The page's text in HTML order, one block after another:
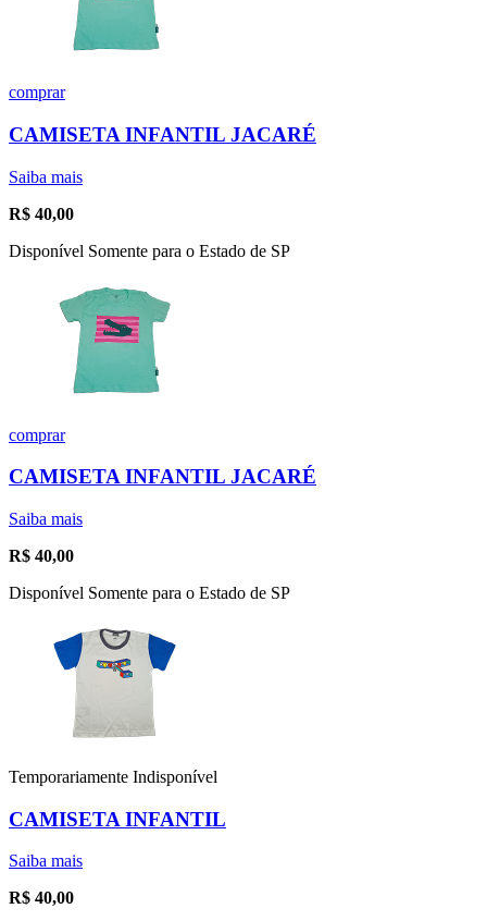
comprar
CAMISETA INFANTIL JACARÉ
Saiba mais
R$ 40,00
Disponível Somente para o Estado de SP
comprar
CAMISETA INFANTIL JACARÉ
Saiba mais
R$ 40,00
Disponível Somente para o Estado de SP
Temporariamente Indisponível
CAMISETA INFANTIL
Saiba mais
R$ 40,00